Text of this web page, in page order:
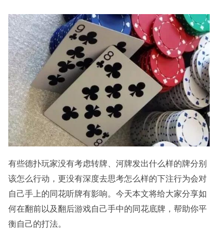
有些德扑玩家没有考虑转牌、河牌发出什么样的牌分别
该怎么行动，更没有深度去思考怎么样的下注行为会对
自己手上的同花听牌有影响。今天本文将给大家分享如
何在翻前以及翻后游戏自己手中的同花底牌，帮助你平
衡自己的打法。